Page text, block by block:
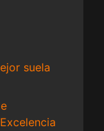
suela